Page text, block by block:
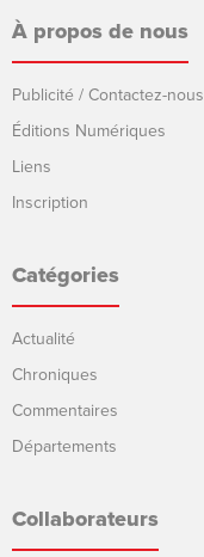
À propos de nous
Publicité / Contactez-nous
Éditions Numériques
Liens
Inscription
Catégories
Actualité
Chroniques
Commentaires
Départements
Collaborateurs